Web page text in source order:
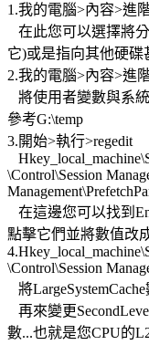
1.我的電腦>內容>進
在此您可以選擇將
它)或是指向其他硬碟
2.我的電腦>內容>進
將使用者變數與系
參考G:\temp
3.開始>執行>regedit
\Control\Session
在這邊您可以找到
點擊它們並將數值改
\Control\Session
將
再來變更
數...也就是您CPU的